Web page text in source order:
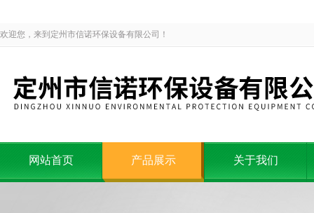
欢迎您，来到定州市信诺环保设备有限公司！
网站首页 产品展示 关于我们